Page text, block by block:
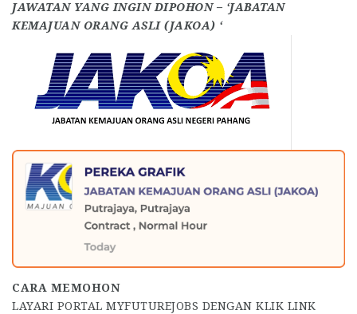
JAWATAN YANG INGIN DIPOHON – ‘JABATAN
KEMAJUAN ORANG ASLI (JAKOA) ‘
CARA MEMOHON
LAYARI PORTAL MYFUTUREJOBS DENGAN KLIK LINK